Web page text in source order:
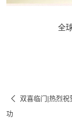
全
双喜临门|热烈
功